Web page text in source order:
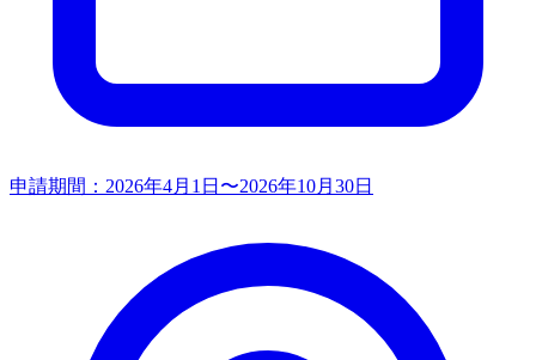
申請期間： 2026年4月1日〜2026年10月30日